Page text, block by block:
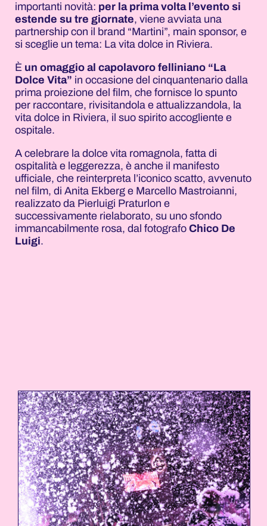
importanti novità: per la prima volta l’evento si
estende su tre giornate, viene avviata una
partnership con il brand “Martini”, main sponsor, e
si sceglie un tema: La vita dolce in Riviera.
È un omaggio al capolavoro felliniano “La
Dolce Vita” in occasione del cinquantenario dalla
prima proiezione del film, che fornisce lo spunto
per raccontare, rivisitandola e attualizzandola, la
vita dolce in Riviera, il suo spirito accogliente e
ospitale.
A celebrare la dolce vita romagnola, fatta di
ospitalità e leggerezza, è anche il manifesto
ufficiale, che reinterpreta l’iconico scatto, avvenuto
nel film, di Anita Ekberg e Marcello Mastroianni,
realizzato da Pierluigi Praturlon e
successivamente rielaborato, su uno sfondo
immancabilmente rosa, dal fotografo Chico De
Luigi.